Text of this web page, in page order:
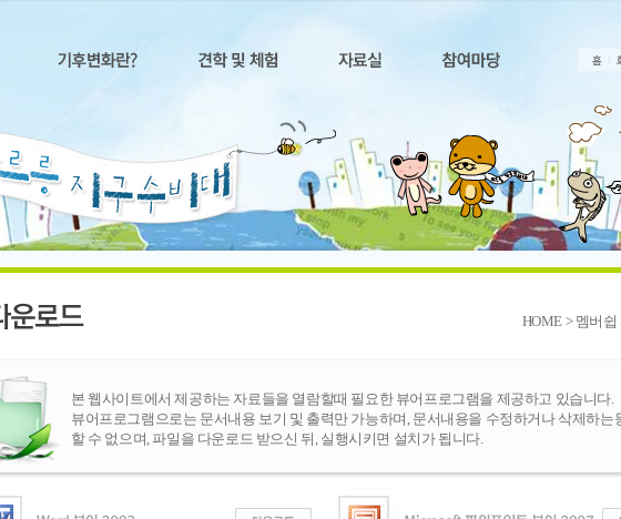
HOME > 멤버쉽
본 웹사이트에서 제공하는 자료들을 열람할때 필요한 뷰어프로그램을 제공하고 있습니다.
뷰어프로그램으로는 문서내용 보기 및 출력만 가능하며, 문서내용을 수정하거나 삭제하는
할 수 없으며, 파일을 다운로드 받으신 뒤, 실행시키면 설치가 됩니다.